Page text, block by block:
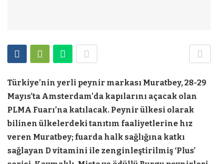
Türkiye’nin yerli peynir markası Muratbey, 28-29
Mayıs’ta Amsterdam’da kapılarını açacak olan
PLMA Fuarı’na katılacak. Peynir ülkesi olarak
bilinen ülkelerdeki tanıtım faaliyetlerine hız
veren Muratbey; fuarda halk sağlığına katkı
sağlayan D vitamini ile zenginleştirilmiş ‘Plus’